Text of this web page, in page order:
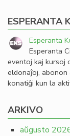
ESPERANTA
Esperanta
Esperanta
eventoj kaj kursoj
eldonaĵoj, abonon
konatiĝi kun la
ARKIVO
aŭgusto